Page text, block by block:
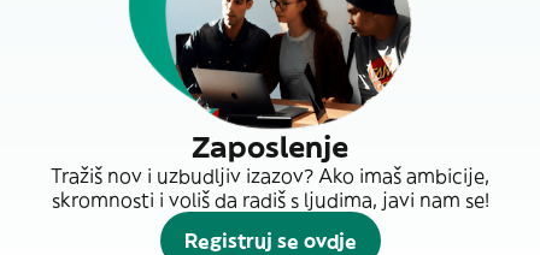
Zaposlenje
Tražiš nov i uzbudljiv izazov? Ako imaš ambicije,
skromnosti i voliš da radiš s ljudima, javi nam se!
Registruj se ovdje